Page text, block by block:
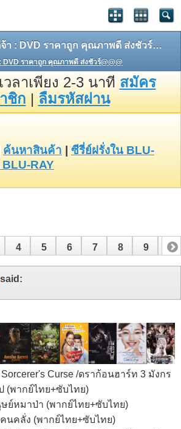
@@@แม่ค้าคนดีจ้า : DVD ราคาถูก คุณภาพดี ส่งชัวร์@@@
ราคาถูก คุณภาพดี ส่งชัวร์@@@
ลาเพียง 2-3 นาที สมัคร
ชิก | ลืมรหัสผ่าน
ค้นหาสินค้า
ซีรี่ย์ฝรั่งใน BLU-
RAY
4 5 6 7 8 9 10
said:
Sorcerer's Curse /ดราก้อนฮาร์ท 3 มังกร
(พากย์ไทย+ซับไทย)
ย์หมาป่า (พากย์ไทย+ซับไทย)
นคลั่ง (พากย์ไทย+ซับไทย)